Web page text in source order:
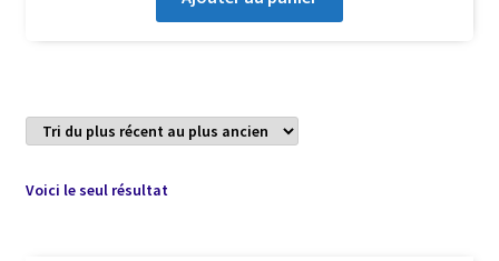
Voici le seul résultat